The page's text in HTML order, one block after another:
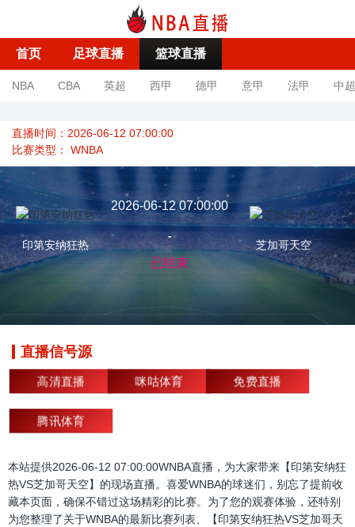
首页 足球直播 篮球直播
NBA CBA 英超 西甲 德甲 意甲 法甲 中超
直播时间：2026-06-12 07:00:00
比赛类型： WNBA
印第安纳狂热
2026-06-12 07:00:00
-
已结束
芝加哥天空
直播信号源
高清直播 咪咕体育 免费直播
腾讯体育
本站提供2026-06-12 07:00:00WNBA直播，为大家带来【印第安纳狂
热VS芝加哥天空】的现场直播。喜爱WNBA的球迷们，别忘了提前收
藏本页面，确保不错过这场精彩的比赛。为了您的观赛体验，还特别
为您整理了关于WNBA的最新比赛列表、【印第安纳狂热VS芝加哥天